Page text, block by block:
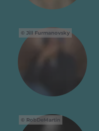
Jill Furmanovsky
RobDeMartin